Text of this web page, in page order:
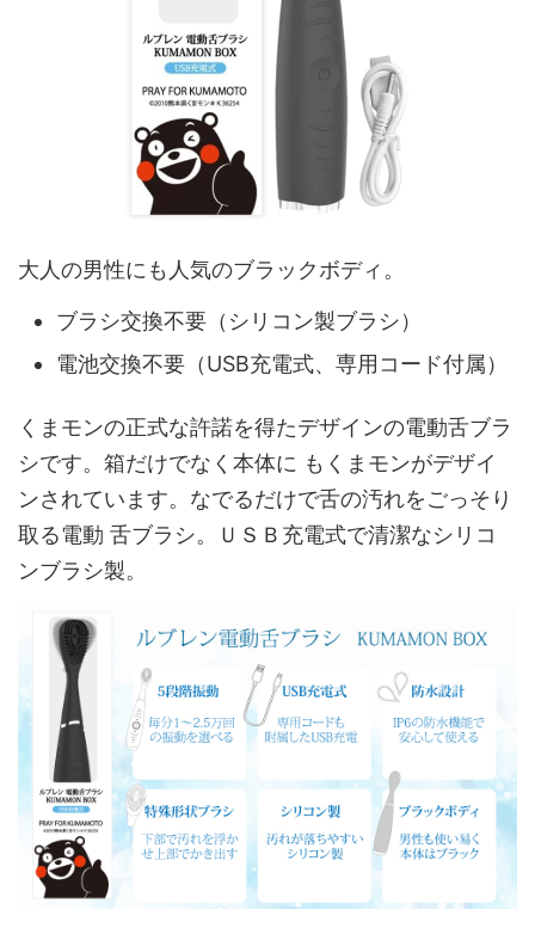
大人の男性にも人気のブラックボディ。
ブラシ交換不要（シリコン製ブラシ）
電池交換不要（USB充電式、専用コード付属）
くまモンの正式な許諾を得たデザインの電動舌ブラ
シです。箱だけでなく本体に もくまモンがデザイ
ンされています。なでるだけで舌の汚れをごっそり
取る電動 舌ブラシ。ＵＳＢ充電式で清潔なシリコ
ンブラシ製。